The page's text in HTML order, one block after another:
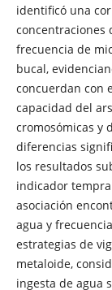
identificó una
concentraciones
frecuencia de
bucal,
concuerdan con
capacidad del
cromosómicas y
diferencias
los resultados
indicador
asociación
agua y
estrategias de
metaloide,
ingesta de agua